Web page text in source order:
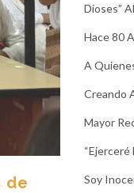
de
Dioses”
Hace 80
A
Creando
Mayor
Soy